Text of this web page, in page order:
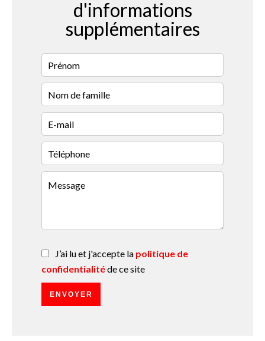
d'informations
supplémentaires
J’ai lu et j'accepte la politique de
confidentialitéde ce site
ENVOYER